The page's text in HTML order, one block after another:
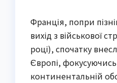
Франція, попри
вихід з військової
році), спочатку
Європі,
континентальній